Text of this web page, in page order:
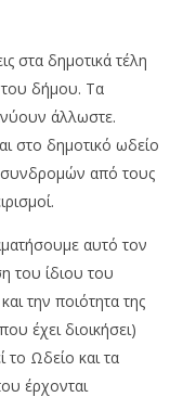
στα δημοτικά τέλη
του δήμου. Τα
άλλωστε.
στο δημοτικό ωδείο
συνδρομών από τους
αυτό τον
του ίδιου του
την ποιότητα της
έχει διοικήσει)
το Ωδείο και τα
έρχονται